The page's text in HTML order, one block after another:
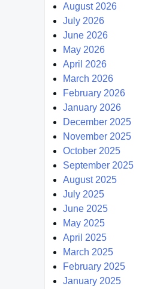
August 2026
July 2026
June 2026
May 2026
April 2026
March 2026
February 2026
January 2026
December 2025
November 2025
October 2025
September 2025
August 2025
July 2025
June 2025
May 2025
April 2025
March 2025
February 2025
January 2025